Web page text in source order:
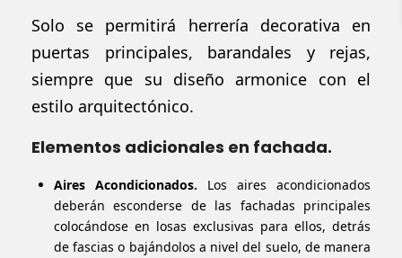
Solo se permitirá herrería decorativa en
puertas principales, barandales y rejas,
siempre que su diseño armonice con el
estilo arquitectónico.
Elementos adicionales en fachada.
Aires Acondicionados. Los aires acondicionados
deberán esconderse de las fachadas principales
colocándose en losas exclusivas para ellos, detrás
de fascias o bajándolos a nivel del suelo, de manera